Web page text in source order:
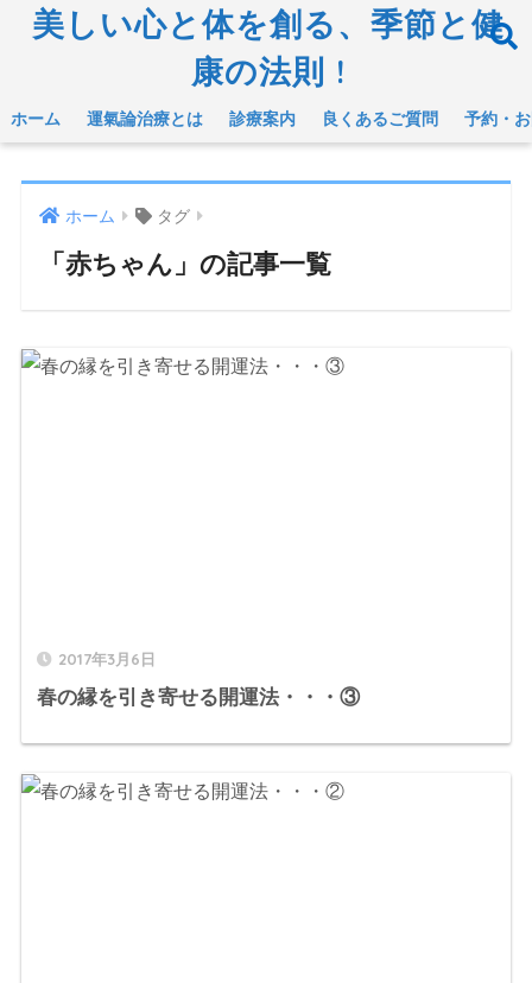
美しい心と体を創る、季節と健
康の法則 !
ホーム 運氣論治療とは 診療案内 良くあるご質問 予約・
ホーム タグ
「赤ちゃん」の記事一覧
2017年3月6日
春の縁を引き寄せる開運法・・・③